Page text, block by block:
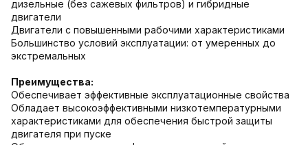
дизельные (без сажевых фильтров) и гибридные
двигатели
Двигатели с повышенными рабочими характеристиками
Большинство условий эксплуатации: от умеренных до
экстремальных
Преимущества:
Обеспечивает эффективные эксплуатационные свойства
Обладает высокоэффективными низкотемпературными
характеристиками для обеспечения быстрой защиты
двигателя при пуске